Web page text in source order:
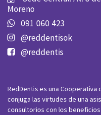
Moreno
091 060 423
@reddentisok
@reddentis
RedDentis es una
conjuga las virtudes de una
consultorios con los